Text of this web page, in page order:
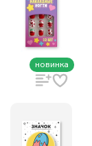
новинка